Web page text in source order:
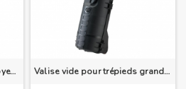
Valise vide pour trépieds moyen modèles Valise vide pour trépieds grand modèles